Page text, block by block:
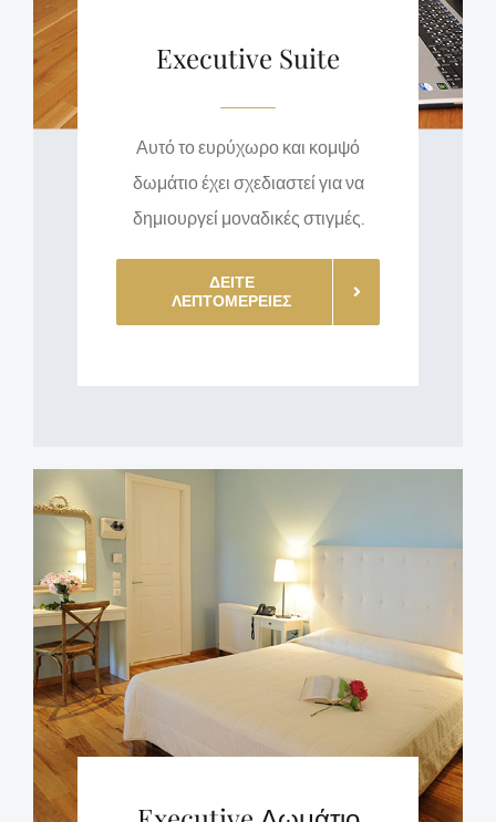
Executive Suite
Αυτό το ευρύχωρο και κομψό
δωμάτιο έχει σχεδιαστεί για να
δημιουργεί μοναδικές στιγμές.
ΔΕΙΤΕ
ΛΕΠΤΟΜΕΡΕΙΕΣ